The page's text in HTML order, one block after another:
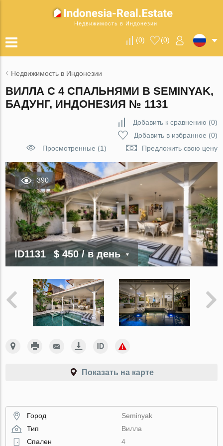
Недвижимость в Индонезии
(0) (0)
Недвижимость в Индонезии
ВИЛЛА С 4 СПАЛЬНЯМИ В SEMINYAK,
БАДУНГ, ИНДОНЕЗИЯ № 1131
Добавить к сравнению (0)
Добавить в избранное (0)
Просмотренные (1)
Предложить свою цену
390
ID1131 $ 450/ в день
Показать на карте
Город
Seminyak
Тип
Вилла
Спален
4